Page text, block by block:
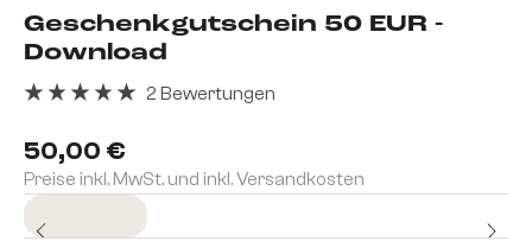
Geschenkgutschein 50 EUR -
Download
50,00 €
Preise inkl. MwSt. und inkl. Versandkosten
2 Bewertungen